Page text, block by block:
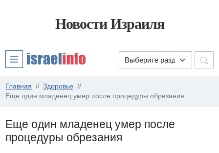
Новости Израиля
Главная
Здоровье
Еще один младенец умер после процедуры обрезания
Еще один младенец умер после
процедуры обрезания